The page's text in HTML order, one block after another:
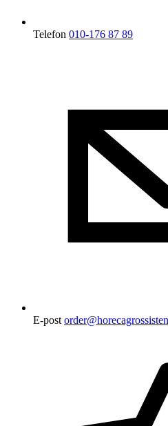
Telefon 010-176 87 89
E-post